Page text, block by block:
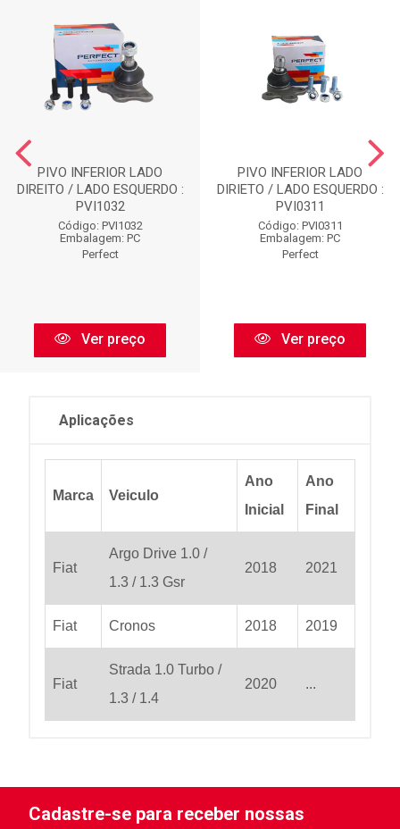
PIVO INFERIOR LADO
DIREITO / LADO ESQUERDO :
PVI1032
Código: PVI1032
Embalagem: PC
Perfect
Ver preço
PIVO INFERIOR LADO
DIRIETO / LADO ESQUERDO :
PVI0311
Código: PVI0311
Embalagem: PC
Perfect
Ver preço
Aplicações
Marca Veiculo
Ano
Inicial
Ano
Final
Fiat
Argo Drive 1.0 /
1.3 / 1.3 Gsr
2018 2021
Fiat Cronos 2018 2019
Fiat
Strada 1.0 Turbo /
1.3 / 1.4
2020 ...
Cadastre-se para receber nossas